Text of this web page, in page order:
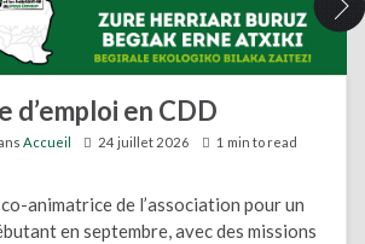
d’emploi en CDD
Accueil 24 juillet 2026 1 min to read
animatrice de l’association pour un
en septembre, avec des missions